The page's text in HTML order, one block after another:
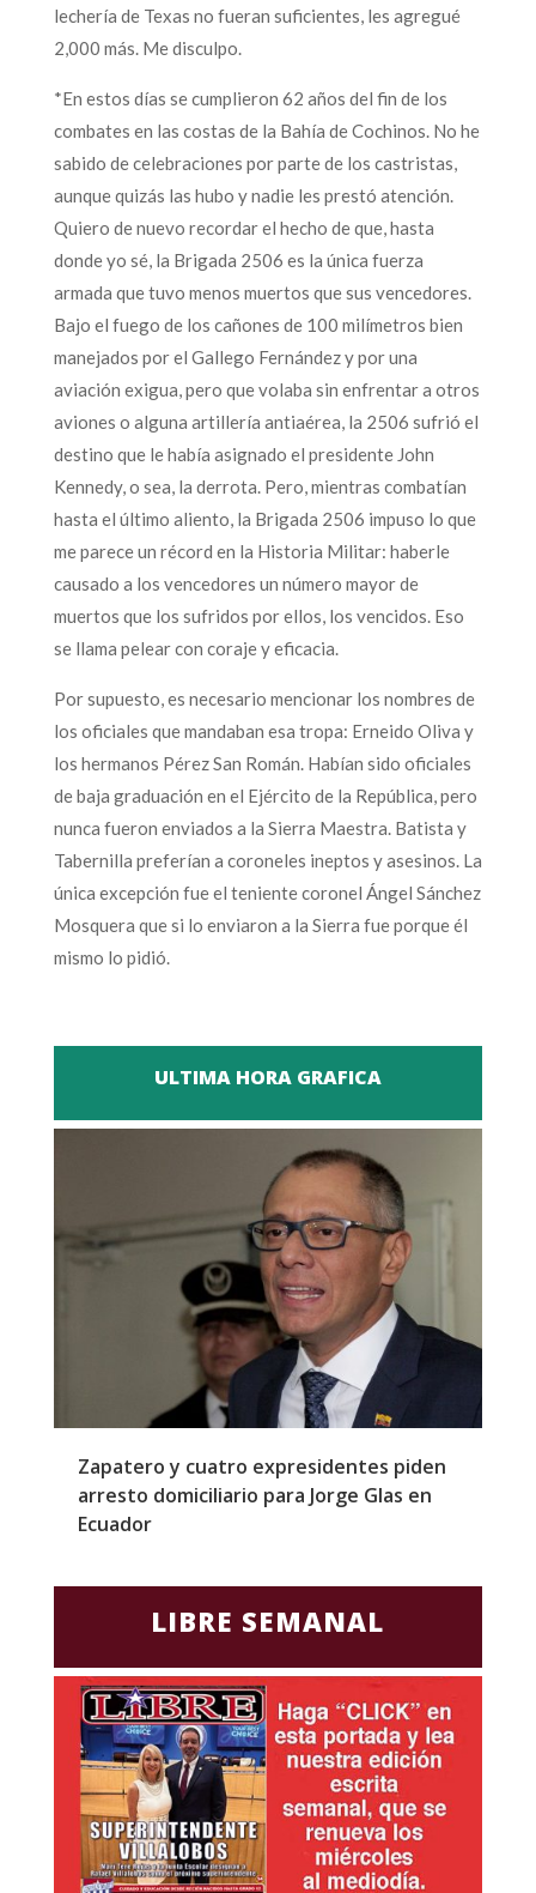
lechería de Texas no fueran suficientes, les agregué
2,000 más. Me disculpo.
*En estos días se cumplieron 62 años del fin de los
combates en las costas de la Bahía de Cochinos. No he
sabido de celebraciones por parte de los castristas,
aunque quizás las hubo y nadie les prestó atención.
Quiero de nuevo recordar el hecho de que, hasta
donde yo sé, la Brigada 2506 es la única fuerza
armada que tuvo menos muertos que sus vencedores.
Bajo el fuego de los cañones de 100 milímetros bien
manejados por el Gallego Fernández y por una
aviación exigua, pero que volaba sin enfrentar a otros
aviones o alguna artillería antiaérea, la 2506 sufrió el
destino que le había asignado el presidente John
Kennedy, o sea, la derrota. Pero, mientras combatían
hasta el último aliento, la Brigada 2506 impuso lo que
me parece un récord en la Historia Militar: haberle
causado a los vencedores un número mayor de
muertos que los sufridos por ellos, los vencidos. Eso
se llama pelear con coraje y eficacia.
Por supuesto, es necesario mencionar los nombres de
los oficiales que mandaban esa tropa: Erneido Oliva y
los hermanos Pérez San Román. Habían sido oficiales
de baja graduación en el Ejército de la República, pero
nunca fueron enviados a la Sierra Maestra. Batista y
Tabernilla preferían a coroneles ineptos y asesinos. La
única excepción fue el teniente coronel Ángel Sánchez
Mosquera que si lo enviaron a la Sierra fue porque él
mismo lo pidió.
ULTIMA HORA GRAFICA
Zapatero y cuatro expresidentes piden
arresto domiciliario para Jorge Glas en
Ecuador
LIBRE SEMANAL